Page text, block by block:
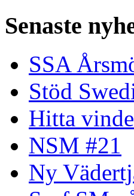
Senaste
SSA
Stöd
Hitta
NSM #21
Ny